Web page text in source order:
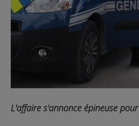
L'affaire s'annonce épineuse